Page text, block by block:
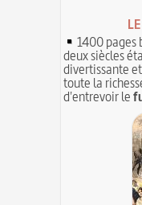
1400 pages
deux siècles
divertissante
toute la
d'entrevoir le